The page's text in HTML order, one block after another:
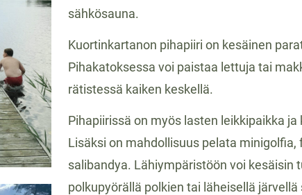
sähkösauna.
Kuortinkartanon pihapiiri on kesäinen
Pihakatoksessa voi paistaa lettuja tai
rätistessä kaiken keskellä.
Pihapiirissä on myös lasten leikkipaikka
Lisäksi on mahdollisuus pelata
salibandya. Lähiympäristöön voi kesäisin
polkupyörällä polkien tai läheisellä